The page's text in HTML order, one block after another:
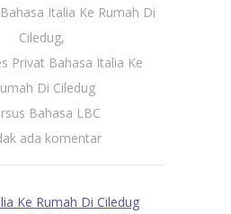
Italia Ke Rumah Di
Ciledug,
Privat Bahasa Italia Ke
Di Ciledug
Bahasa LBC
ada komentar
Ke Rumah Di Ciledug